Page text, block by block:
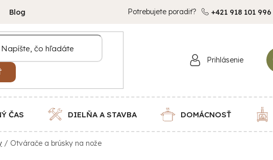
Blog Potrebujete poradiť? +421 918 101 996
Prihlásenie
ČAS DIELŇA A STAVBA DOMÁCNOSŤ
/ Otvárače a brúsky na nože